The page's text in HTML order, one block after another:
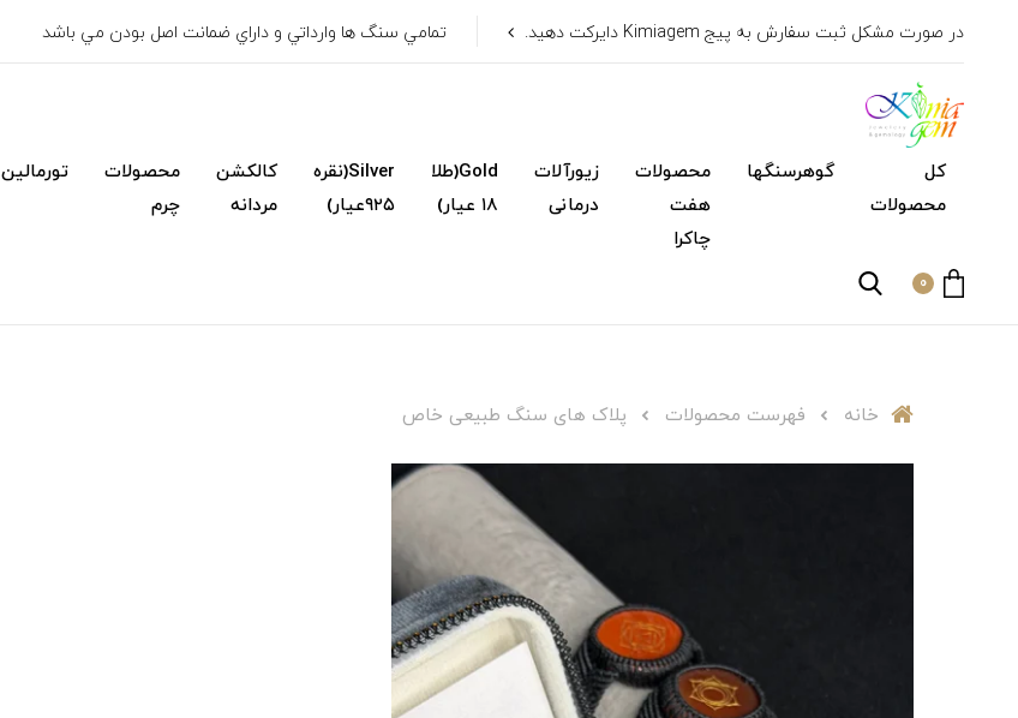
در صورت مشکل ثبت سفارش به پیج Kimiagem دایرکت دهید. تمامي سنگ ها وارداتي و داراي ضمانت اصل بودن مي باشد
کل
محصولات
گوهرسنگها
محصولات
هفت
چاکرا
زیورآلات
درمانی
Gold(طلا
۱۸ عیار)
Silver(نقره
۹۲۵عیار)
کالکشن
مردانه
محصولات
چرم
تورمالین
0
خانه فهرست محصولات پلاک های سنگ طبیعی خاص